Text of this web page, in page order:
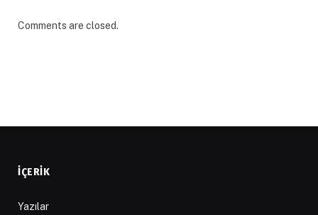
Comments are closed.
İÇERIK
Yazılar